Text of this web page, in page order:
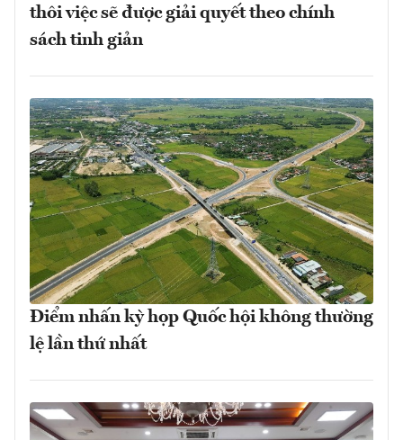
thôi việc sẽ được giải quyết theo chính
sách tinh giản
Điểm nhấn kỳ họp Quốc hội không thường
lệ lần thứ nhất